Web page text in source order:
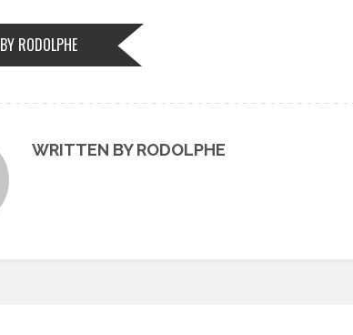
BY RODOLPHE
WRITTEN BY RODOLPHE